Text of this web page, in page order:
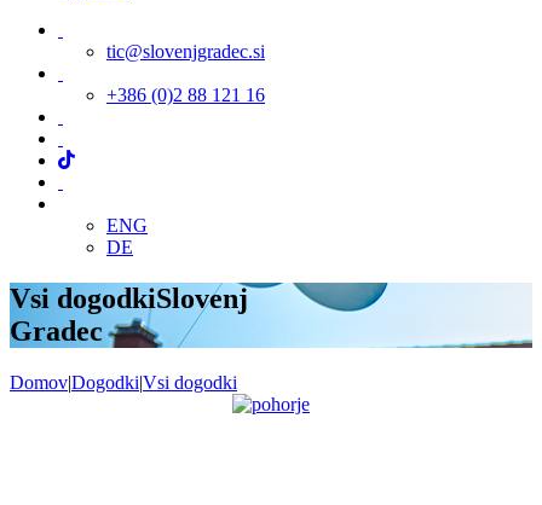
tic@slovenjgradec.si
+386 (0)2 88 121 16
ENG
DE
Vsi dogodkiSlovenj
Gradec
Domov|Dogodki|Vsi dogodki